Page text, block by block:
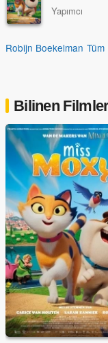
Yapımcı
Robijn Boekelman
Bilinen